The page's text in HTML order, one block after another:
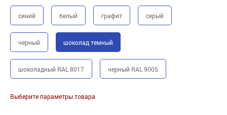
синий белый графит серый
черный шоколад темный
шоколадный RAL 8017 черный RAL 9005
Выберите параметры товара